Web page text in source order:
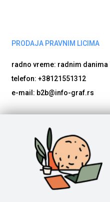
PRODAJA PRAVNIM LICIMA
radno vreme: radnim danima
telefon: +38121551312
e-mail: b2b@info-graf.rs
potrebno nam je
bude proveren,